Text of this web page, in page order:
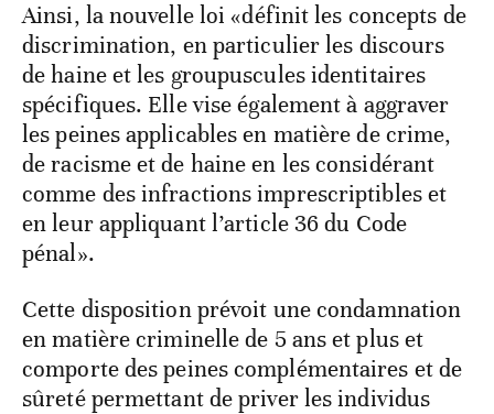
Ainsi, la nouvelle loi «définit les concepts de
discrimination, en particulier les discours
de haine et les groupuscules identitaires
spécifiques. Elle vise également à aggraver
les peines applicables en matière de crime,
de racisme et de haine en les considérant
comme des infractions imprescriptibles et
en leur appliquant l’article 36 du Code
pénal».
Cette disposition prévoit une condamnation
en matière criminelle de 5 ans et plus et
comporte des peines complémentaires et de
sûreté permettant de priver les individus